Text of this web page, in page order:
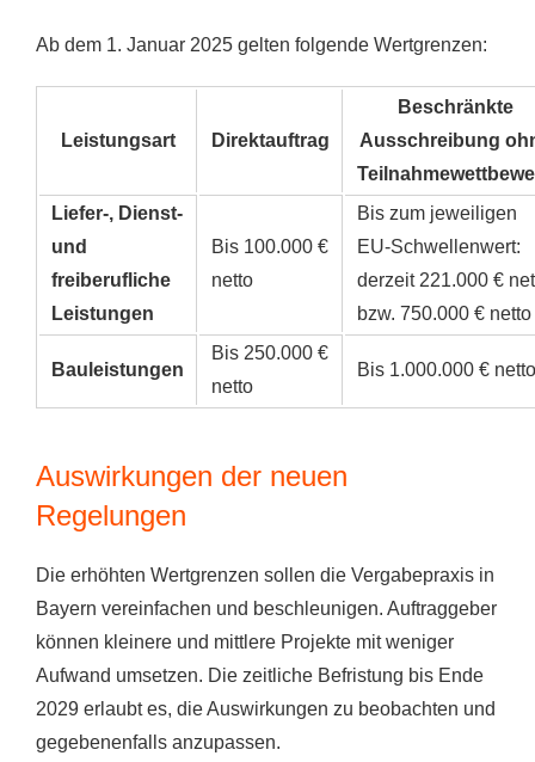
Ab dem 1. Januar 2025 gelten folgende Wertgrenzen:
Leistungsart Direktauftrag
Beschränkte
Ausschreibung
Liefer-, Dienst-
und
freiberufliche
Leistungen
Bis 100.000 €
netto
Bis zum jeweiligen
EU-Schwellenwert:
derzeit 221.000 €
bzw. 750.000 € netto
Bauleistungen
Bis 250.000 €
netto
Bis 1.000.000 € netto
Auswirkungen der neuen
Regelungen
Die erhöhten Wertgrenzen sollen die Vergabepraxis in
Bayern vereinfachen und beschleunigen. Auftraggeber
können kleinere und mittlere Projekte mit weniger
Aufwand umsetzen. Die zeitliche Befristung bis Ende
2029 erlaubt es, die Auswirkungen zu beobachten und
gegebenenfalls anzupassen.